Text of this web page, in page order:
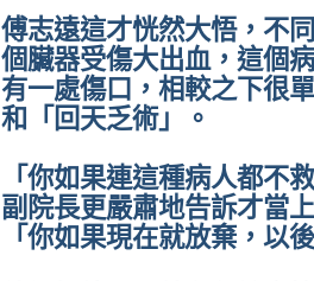
傅志遠這才恍然大悟，不
個臟器受傷大出血，這個
有一處傷口，相較之下很
和「回天乏術」。
「你如果連這種病人都不
副院長更嚴肅地告訴才當
「你如果現在就放棄，以